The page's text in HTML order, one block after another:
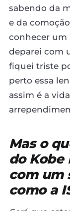
sabendo da
e da
conhecer um
deparei com
fiquei triste
perto essa
assim é a
Mas o
do Kobe
com um
como a